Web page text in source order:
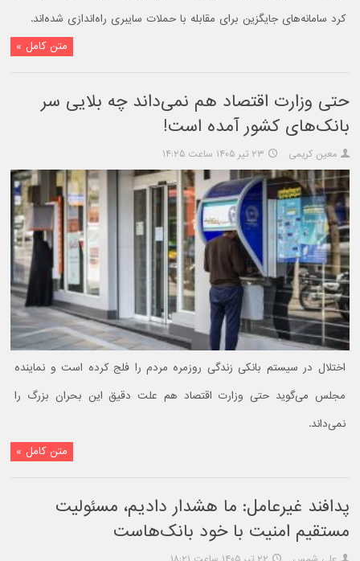
کرد سامانه‌های جایگزین برای مقابله با حملات سایبری راه‌اندازی شده‌اند.
متن کامل »
حتی وزارت اقتصاد هم نمی‌داند چه بلایی سر
بانک‌های کشور آمده است!
معین کریمی ۲۳ تیر ۱۴۰۵ ساعت ۱۴:۲۵
اختلال در سیستم بانکی زندگی روزمره مردم را فلج کرده است و نماینده
مجلس می‌گوید حتی وزارت اقتصاد هم علت دقیق این بحران بزرگ را
نمی‌داند.
متن کامل »
پدافند غیرعامل: ما هشدار دادیم، مسئولیت
مستقیم امنیت با خود بانک‌هاست